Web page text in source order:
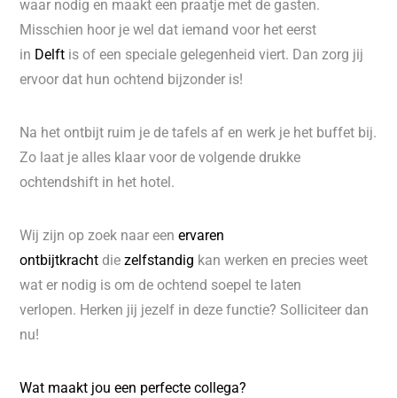
waar nodig en maakt een praatje met de gasten.
Misschien hoor je wel dat iemand voor het eerst
in Delft is of een speciale gelegenheid viert. Dan zorg jij
ervoor dat hun ochtend bijzonder is!
Na het ontbijt ruim je de tafels af en werk je het buffet bij.
Zo laat je alles klaar voor de volgende drukke
ochtendshift in het hotel.
Wij zijn op zoek naar eenervaren
ontbijtkracht diezelfstandig kan werken en precies weet
wat er nodig is om de ochtend soepel te laten
verlopen. Herken jij jezelf in deze functie? Solliciteer dan
nu!
Wat maakt jou een perfecte collega?